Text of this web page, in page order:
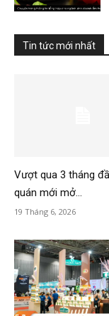
Tin tức mới nhất
Vượt qua 3 tháng
quán mới mở...
19 Tháng 6, 2026